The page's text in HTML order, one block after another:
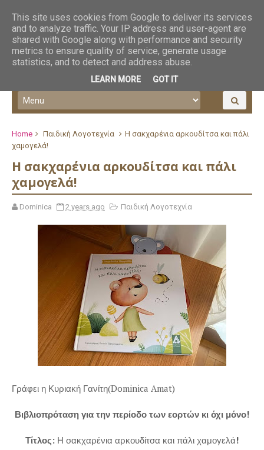
Home Παιδική Λογοτεχνία
Η σακχαρένια αρκουδίτσα και πάλι
χαμογελά!
Η σακχαρένια αρκουδίτσα και πάλι
χαμογελά!
Dominica 2 years ago Παιδική Λογοτεχνία
Γράφει η Κυριακή Γανίτη(Dominica Amat)
Βιβλιοπρόταση για την περίοδο των εορτών κι όχι μόνο!
Τίτλος: Η σακχαρένια αρκουδίτσα και πάλι χαμογελά!
This site uses cookies from Google to deliver its services
and to analyze traffic. Your IP address and user-agent are
shared with Google along with performance and security
metrics to ensure quality of service, generate usage
statistics, and to detect and address abuse.
LEARN MORE GOT IT